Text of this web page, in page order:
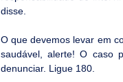
disse.
O que devemos levar em
saudável, alerte! O caso
denunciar. Ligue 180.